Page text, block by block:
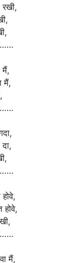
मैं,
मैं,
होवे,
मैं,